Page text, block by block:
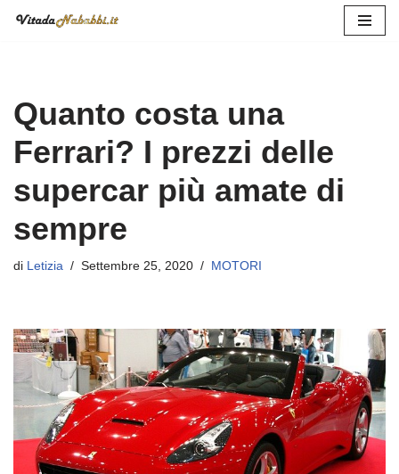
Quanto costa una
Ferrari? I prezzi delle
supercar più amate di
sempre
di Letizia Settembre 25, 2020 MOTORI